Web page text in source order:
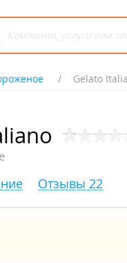
Gelato
Отзывы 22